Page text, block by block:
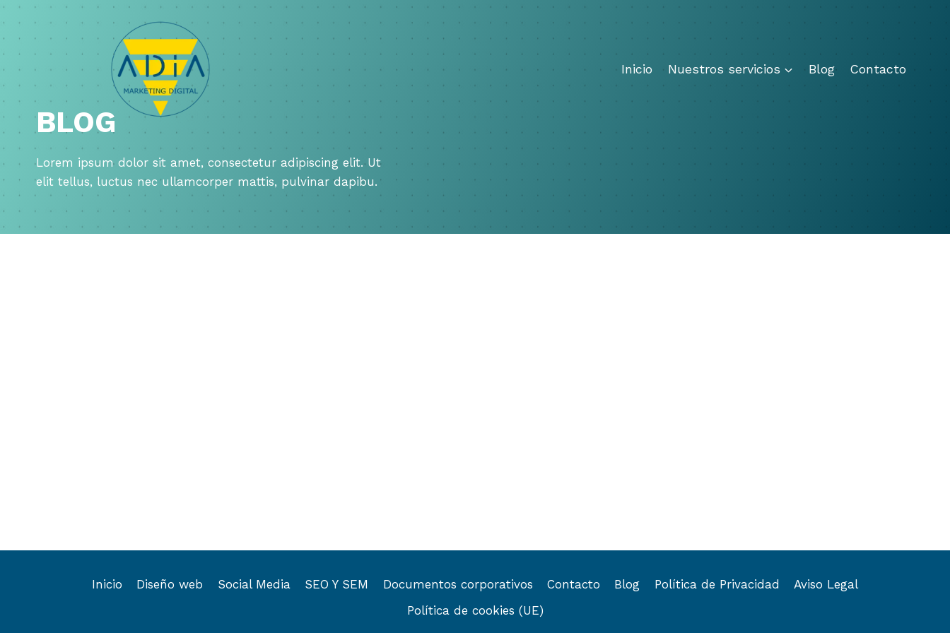
Saltar
al
Inicio Nuestros servicios Blog Contacto
BLOG
Lorem ipsum dolor sit amet, consectetur adipiscing elit. Ut
elit tellus, luctus nec ullamcorper mattis, pulvinar dapibu.
Inicio Diseño web Social Media SEO Y SEM Documentos corporativos Contacto Blog Política de Privacidad
Aviso Legal
Política de cookies (UE)